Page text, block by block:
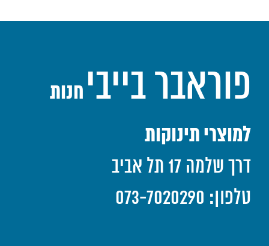
פוראבר בייבי חנות
למוצרי תינוקות
דרך שלמה 17 תל אביב
טלפון: 073-7020290